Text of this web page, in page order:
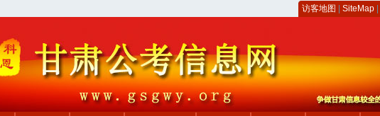
访客地图 SiteMap